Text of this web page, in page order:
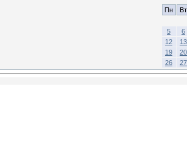
Пн Вт
5
6
12
13
19
20
26
27